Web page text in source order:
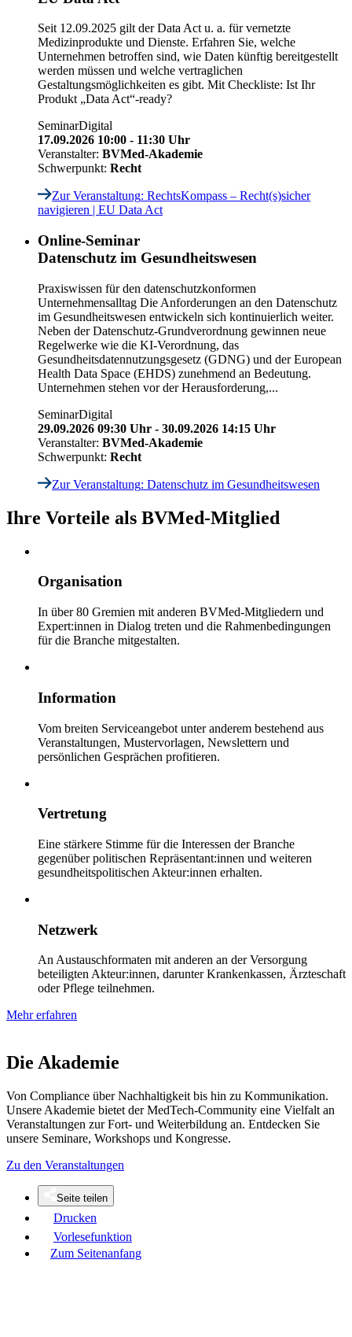
Seit 12.09.2025 gilt der Data Act u. a. für vernetzte
Medizinprodukte und Dienste. Erfahren Sie, welche
Unternehmen betroffen sind, wie Daten künftig bereitgestellt
werden müssen und welche vertraglichen
Gestaltungsmöglichkeiten es gibt. Mit Checkliste: Ist Ihr
Produkt „Data Act“-ready?
SeminarDigital
17.09.2026 10:00 - 11:30 Uhr
Veranstalter: BVMed-Akademie
Schwerpunkt: Recht
Zur Veranstaltung: RechtsKompass – Recht(s)sicher
navigieren | EU Data Act
Online-Seminar
Datenschutz im Gesundheitswesen
Praxiswissen für den datenschutzkonformen
Unternehmensalltag Die Anforderungen an den Datenschutz
im Gesundheitswesen entwickeln sich kontinuierlich weiter.
Neben der Datenschutz-Grundverordnung gewinnen neue
Regelwerke wie die KI-Verordnung, das
Gesundheitsdatennutzungsgesetz (GDNG) und der European
Health Data Space (EHDS) zunehmend an Bedeutung.
Unternehmen stehen vor der Herausforderung,...
SeminarDigital
29.09.2026 09:30 Uhr - 30.09.2026 14:15 Uhr
Veranstalter: BVMed-Akademie
Schwerpunkt: Recht
Zur Veranstaltung: Datenschutz im Gesundheitswesen
Ihre Vorteile als BVMed-Mitglied
Organisation
In über 80 Gremien mit anderen BVMed-Mitgliedern und
Expert:innen in Dialog treten und die Rahmenbedingungen
für die Branche mitgestalten.
Information
Vom breiten Serviceangebot unter anderem bestehend aus
Veranstaltungen, Mustervorlagen, Newslettern und
persönlichen Gesprächen profitieren.
Vertretung
Eine stärkere Stimme für die Interessen der Branche
gegenüber politischen Repräsentant:innen und weiteren
gesundheitspolitischen Akteur:innen erhalten.
Netzwerk
An Austauschformaten mit anderen an der Versorgung
beteiligten Akteur:innen, darunter Krankenkassen, Ärzteschaft
oder Pflege teilnehmen.
Mehr erfahren
Die Akademie
Von Compliance über Nachhaltigkeit bis hin zu Kommunikation.
Unsere Akademie bietet der MedTech-Community eine Vielfalt an
Veranstaltungen zur Fort- und Weiterbildung an. Entdecken Sie
unsere Seminare, Workshops und Kongresse.
Zu den Veranstaltungen
Seite teilen
Drucken
Vorlesefunktion
Zum Seitenanfang